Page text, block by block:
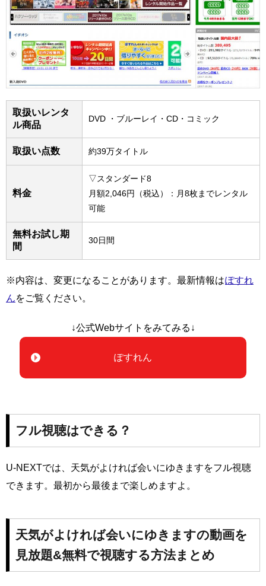
取扱いレンタ
ル商品
DVD ・ブルーレイ・CD・コミック
取扱い点数 約39万タイトル
料金
▽スタンダード8
月額2,046円（税込）：月8枚までレンタル
可能
無料お試し期
間
30日間
※内容は、変更になることがあります。最新情報はぽすれ
んをご覧ください。
↓公式Webサイトをみてみる↓
ぽすれん
フル視聴はできる？
U-NEXTでは、天気がよければ会いにゆきますをフル視聴
できます。最初から最後まで楽しめますよ。
天気がよければ会いにゆきますの動画を
見放題&無料で視聴する方法まとめ